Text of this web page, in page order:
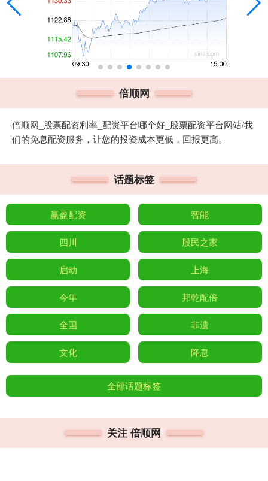
倍顺网
倍顺网_股票配资利率_配资平台哪个好_股票配资平台网站/我
们的免息配资服务，让您的投资成本更低，回报更高。
话题标签
赢盈配资 智能
四川 股民之家
启动 上海
今年 邦乾配倍
全国 非遗
文化 降息
全部话题标签
关注 倍顺网